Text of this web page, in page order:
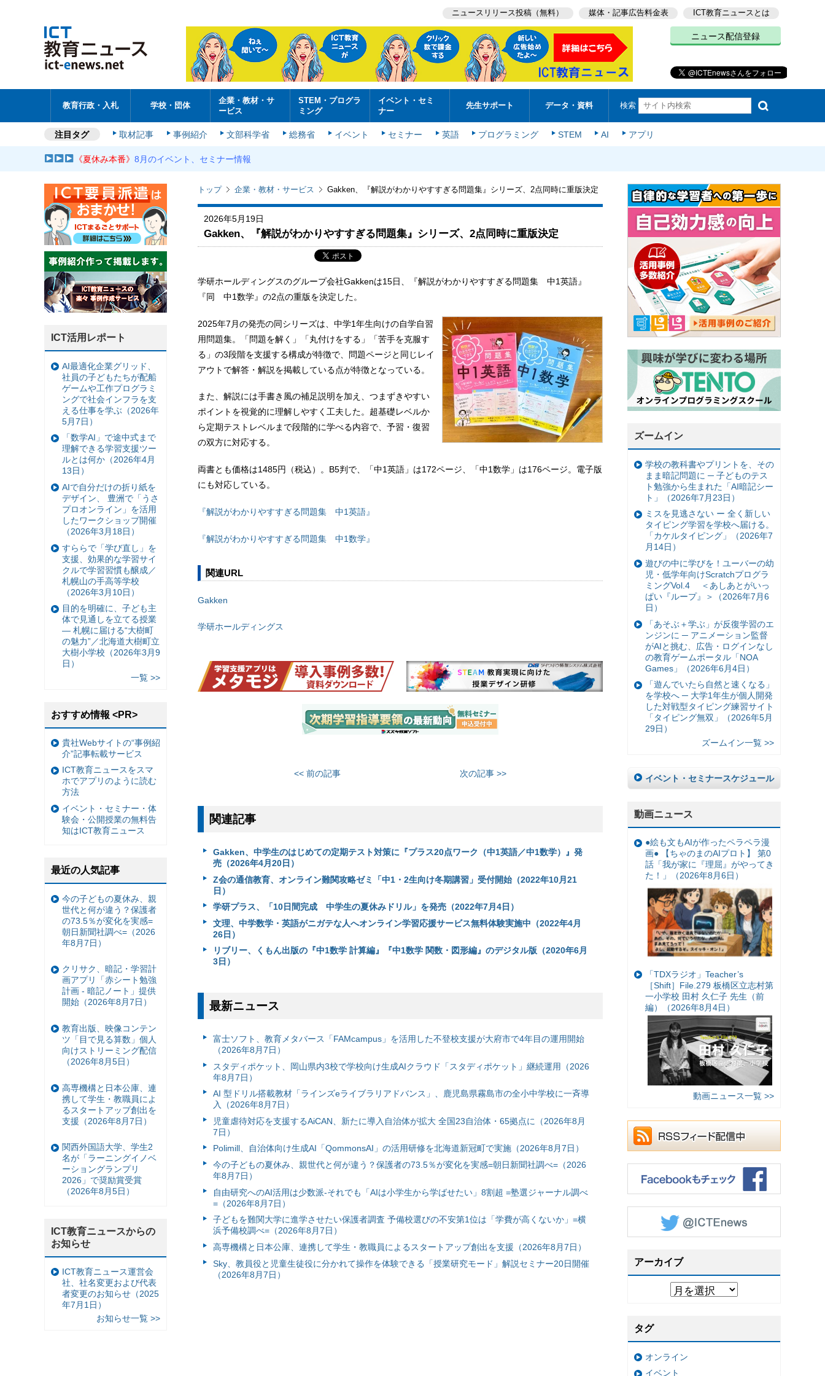
ニュースリリース投稿（無料） 媒体・記事広告料金表 ICT教育ニュースとは
ニュース配信登録
教育行政・入札 学校・団体
企業・教材・サ
ービス
STEM・プログラ
ミング
イベント・セミ
ナー
先生サポート データ・資料 検索
注目タグ 取材記事 事例紹介 文部科学省 総務省 イベント セミナー 英語 プログラミング STEM AI アプリ
《夏休み本番》8月のイベント、セミナー情報
トップ 企業・教材・サービス Gakken、『解説がわかりやすすぎる問題集』シリーズ、2点同時に重版決定
2026年5月19日
Gakken、『解説がわかりやすすぎる問題集』シリーズ、2点同時に重版決定
学研ホールディングスのグループ会社Gakkenは15日、『解説がわかりやすすぎる問題集 中1英語』
『同 中1数学』の2点の重版を決定した。
2025年7月の発売の同シリーズは、中学1年生向けの自学自習
用問題集。「問題を解く」「丸付けをする」「苦手を克服す
る」の3段階を支援する構成が特徴で、問題ページと同じレイ
アウトで解答・解説を掲載している点が特徴となっている。
また、解説には手書き風の補足説明を加え、つまずきやすい
ポイントを視覚的に理解しやすく工夫した。超基礎レベルか
ら定期テストレベルまで段階的に学べる内容で、予習・復習
の双方に対応する。
両書とも価格は1485円（税込）。B5判で、「中1英語」は172ページ、「中1数学」は176ページ。電子版
にも対応している。
『解説がわかりやすすぎる問題集 中1英語』
『解説がわかりやすすぎる問題集 中1数学』
関連URL
Gakken
学研ホールディングス
<< 前の記事 次の記事 >>
関連記事
Gakken、中学生のはじめての定期テスト対策に『プラス20点ワーク（中1英語／中1数学）』発
売（2026年4月20日）
Z会の通信教育、オンライン難関攻略ゼミ「中1・2生向け冬期講習」受付開始（2022年10月21
日）
学研プラス、「10日間完成 中学生の夏休みドリル」を発売（2022年7月4日）
文理、中学数学・英語がニガテな人へオンライン学習応援サービス無料体験実施中（2022年4月
26日）
リブリー、くもん出版の『中1数学 計算編』『中1数学 関数・図形編』のデジタル版（2020年6月
3日）
最新ニュース
富⼠ソフト、教育メタバース「FAMcampus」を活用した不登校支援が大府市で4年目の運用開始
（2026年8月7日）
スタディポケット、岡山県内3校で学校向け生成AIクラウド「スタディポケット」継続運用（2026
年8月7日）
AI 型ドリル搭載教材「ラインズeライブラリアドバンス」、鹿児島県霧島市の全小中学校に一斉導
入（2026年8月7日）
児童虐待対応を支援するAiCAN、新たに導入自治体が拡大 全国23自治体・65拠点に（2026年8月
7日）
Polimill、自治体向け生成AI「QommonsAI」の活用研修を北海道新冠町で実施（2026年8月7日）
今の子どもの夏休み、親世代と何が違う？保護者の73.5％が変化を実感=朝日新聞社調べ=（2026
年8月7日）
自由研究へのAI活用は少数派-それでも「AIは小学生から学ばせたい」8割超 =塾選ジャーナル調べ
=（2026年8月7日）
子どもを難関大学に進学させたい保護者調査 予備校選びの不安第1位は「学費が高くないか」=横
浜予備校調べ=（2026年8月7日）
高専機構と日本公庫、連携して学生・教職員によるスタートアップ創出を支援（2026年8月7日）
Sky、教員役と児童生徒役に分かれて操作を体験できる「授業研究モード」解説セミナー20日開催
（2026年8月7日）
ズームイン
学校の教科書やプリントを、その
まま暗記問題に ─ 子どものテス
ト勉強から生まれた「AI暗記シー
ト」（2026年7月23日）
ミスを見逃さない ー 全く新しい
タイピング学習を学校へ届ける。
「カケルタイピング」（2026年7
月14日）
遊びの中に学びを！ユーバーの幼
児・低学年向けScratchプログラ
ミングVol.4 ＜あしあとがいっ
ぱい『ループ』＞（2026年7月6
日）
「あそぶ＋学ぶ」が反復学習のエ
ンジンに ─ アニメーション監督
がAIと挑む、広告・ログインなし
の教育ゲームポータル「NOA
Games」（2026年6月4日）
「遊んでいたら自然と速くなる」
を学校へ ─ 大学1年生が個人開発
した対戦型タイピング練習サイト
「タイピング無双」（2026年5月
29日）
ズームイン一覧 >>
イベント・セミナースケジュール
動画ニュース
●絵も文もAIが作ったペラペラ漫
画● 【ちゃのまのAIプロト】 第0
話「我が家に『理屈』がやってき
た！」（2026年8月6日）
「TDXラジオ」Teacher’s
［Shift］File.279 板橋区立志村第
一小学校 田村 久仁子 先生（前
編）（2026年8月4日）
動画ニュース一覧 >>
アーカイブ
タグ
オンライン
イベント
ICT活用レポート
AI最適化企業グリッド、
社員の子どもたちが配船
ゲームや工作プログラミ
ングで社会インフラを支
える仕事を学ぶ（2026年
5月7日）
「数学AI」で途中式まで
理解できる学習支援ツー
ルとは何か（2026年4月
13日）
AIで自分だけの折り紙を
デザイン、 豊洲で「うさ
プロオンライン」を活用
したワークショップ開催
（2026年3月18日）
すららで「学び直し」を
支援、効果的な学習サイ
クルで学習習慣も醸成／
札幌山の手高等学校
（2026年3月10日）
目的を明確に、子ども主
体で見通しを立てる授業
— 札幌に届ける“大樹町
の魅力”／北海道大樹町立
大樹小学校（2026年3月9
日）
一覧 >>
おすすめ情報 <PR>
貴社Webサイトの“事例紹
介”記事転載サービス
ICT教育ニュースをスマ
ホでアプリのように読む
方法
イベント・セミナー・体
験会・公開授業の無料告
知はICT教育ニュース
最近の人気記事
今の子どもの夏休み、親
世代と何が違う？保護者
の73.5％が変化を実感=
朝日新聞社調べ=（2026
年8月7日）
クリサク、暗記・学習計
画アプリ「赤シート勉強
計画 - 暗記ノート」提供
開始（2026年8月7日）
教育出版、映像コンテン
ツ「目で見る算数」個人
向けストリーミング配信
（2026年8月5日）
高専機構と日本公庫、連
携して学生・教職員によ
るスタートアップ創出を
支援（2026年8月7日）
関西外国語大学、学生2
名が「ラーニングイノベ
ーショングランプリ
2026」で奨励賞受賞
（2026年8月5日）
ICT教育ニュースからの
お知らせ
ICT教育ニュース運営会
社、社名変更および代表
者変更のお知らせ（2025
年7月1日）
お知らせ一覧 >>